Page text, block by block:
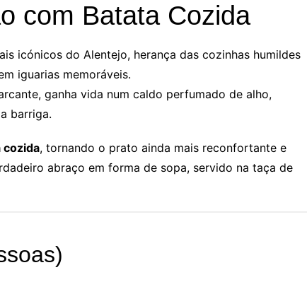
com Batata Cozida
icónicos do Alentejo, herança das cozinhas humildes
iguarias memoráveis.
ganha vida num caldo perfumado de alho,
barriga.
cozida, tornando o prato ainda mais reconfortante e
abraço em forma de sopa, servido na taça de